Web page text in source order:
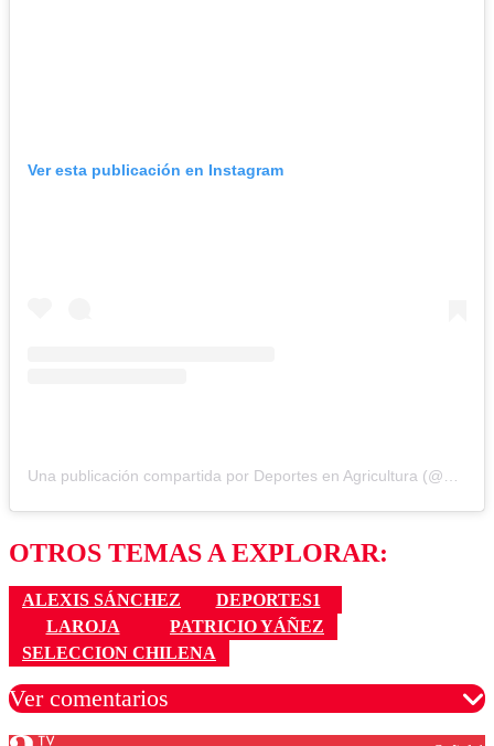
Ver esta publicación en Instagram
Una publicación compartida por Deportes en Agricultura (@deportesenagricultura)
OTROS TEMAS A EXPLORAR:
ALEXIS SÁNCHEZ
DEPORTES1
LAROJA
PATRICIO YÁÑEZ
SELECCION CHILENA
Ver comentarios